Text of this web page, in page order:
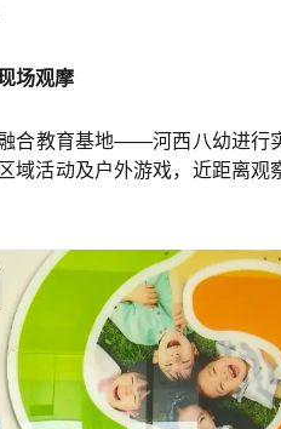
场观摩
合教育基地——河西八幼进行
活动及户外游戏，近距离观